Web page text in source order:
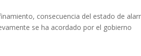
consecuencia del estado de
se ha acordado por el gobierno